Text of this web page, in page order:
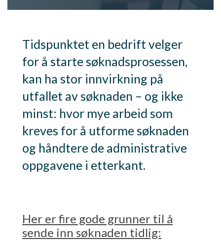
Tidspunktet en bedrift velger
for å starte søknadsprosessen,
kan ha stor innvirkning på
utfallet av søknaden – og ikke
minst: hvor mye arbeid som
kreves for å utforme søknaden
og håndtere de administrative
oppgavene i etterkant.
Her er fire gode grunner til å
sende inn søknaden tidlig: